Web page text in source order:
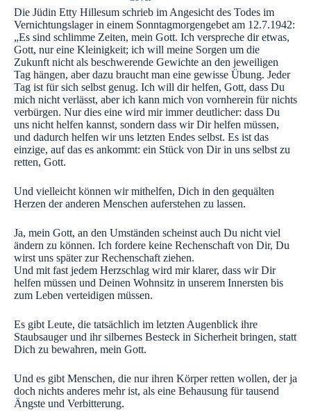
Die Jüdin Etty Hillesum schrieb im Angesicht des Todes im
Vernichtungslager in einem Sonntagmorgengebet am 12.7.1942:
„Es sind schlimme Zeiten, mein Gott. Ich verspreche dir etwas,
Gott, nur eine Kleinigkeit; ich will meine Sorgen um die
Zukunft nicht als beschwerende Gewichte an den jeweiligen
Tag hängen, aber dazu braucht man eine gewisse Übung. Jeder
Tag ist für sich selbst genug. Ich will dir helfen, Gott, dass Du
mich nicht verlässt, aber ich kann mich von vornherein für nichts
verbürgen. Nur dies eine wird mir immer deutlicher: dass Du
uns nicht helfen kannst, sondern dass wir Dir helfen müssen,
und dadurch helfen wir uns letzten Endes selbst. Es ist das
einzige, auf das es ankommt: ein Stück von Dir in uns selbst zu
retten, Gott.
Und vielleicht können wir mithelfen, Dich in den gequälten
Herzen der anderen Menschen auferstehen zu lassen.
Ja, mein Gott, an den Umständen scheinst auch Du nicht viel
ändern zu können. Ich fordere keine Rechenschaft von Dir, Du
wirst uns später zur Rechenschaft ziehen.
Und mit fast jedem Herzschlag wird mir klarer, dass wir Dir
helfen müssen und Deinen Wohnsitz in unserem Innersten bis
zum Leben verteidigen müssen.
Es gibt Leute, die tatsächlich im letzten Augenblick ihre
Staubsauger und ihr silbernes Besteck in Sicherheit bringen, statt
Dich zu bewahren, mein Gott.
Und es gibt Menschen, die nur ihren Körper retten wollen, der ja
doch nichts anderes mehr ist, als eine Behausung für tausend
Ängste und Verbitterung.